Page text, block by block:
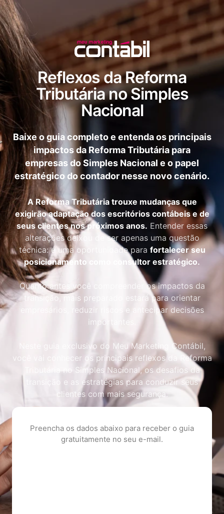
Reflexos da Reforma
Tributária no Simples
Nacional
Baixe o guia completo e entenda os principais
impactos da Reforma Tributária para
empresas do Simples Nacional e o papel
estratégico do contador nesse novo cenário.
A Reforma Tributária trouxe mudanças que
exigirão adaptação dos escritórios contábeis e de
seus clientes nos próximos anos. Entender essas
alterações deixou de ser apenas uma questão
técnica: é uma oportunidade para fortalecer seu
posicionamento como consultor estratégico.
Quanto antes você compreender os impactos da
transição, mais preparado estará para orientar
empresários, reduzir riscos e antecipar decisões
importantes.
Neste guia exclusivo do Meu Marketing Contábil,
você vai conhecer os principais reflexos da Reforma
Tributária no Simples Nacional, os desafios da
transição e as estratégias para conduzir seus
clientes com mais segurança.
Preencha os dados abaixo para receber o guia
gratuitamente no seu e-mail.